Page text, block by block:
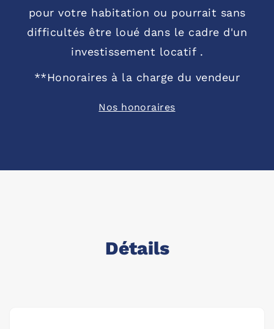
pour votre habitation ou pourrait sans
difficultés être loué dans le cadre d'un
investissement locatif .
**Honoraires à la charge du vendeur
Nos honoraires
Détails